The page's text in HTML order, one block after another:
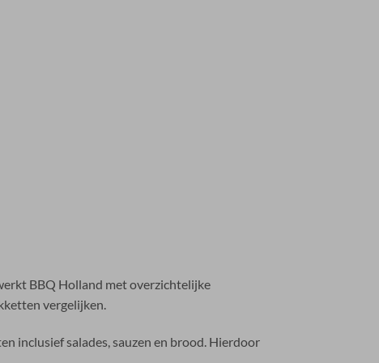
BBQ Holland met overzichtelijke
vergelijken.
inclusief salades, sauzen en brood. Hierdoor